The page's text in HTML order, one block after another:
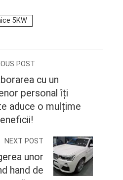
5KW
POST
cu un
personal îți
aduce o mulțime
NEXT POST
unor
hand de